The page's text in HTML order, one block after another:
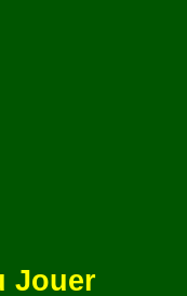
Jouer